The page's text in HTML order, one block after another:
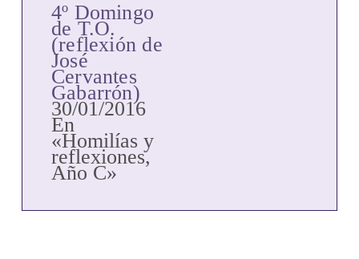
4º Domingo
de T.O.
(reflexión de
José
Cervantes
Gabarrón)
30/01/2016
En
«Homilías y
reflexiones,
Año C»